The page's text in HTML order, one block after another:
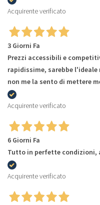
Acquirente verificato
3 Giorni Fa
Prezzi accessibili e
rapidissime, sarebbe
non me la sento di mettere
Acquirente verificato
6 Giorni Fa
Tutto in perfette
Acquirente verificato